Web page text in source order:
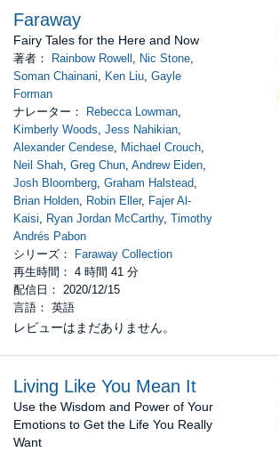
Faraway
Fairy Tales for the Here and Now
著者： Rainbow Rowell Nic Stone
Soman Chainani
Ken Liu ,Gayle
Forman
ナレーター：
Rebecca Lowman
Kimberly Woods ,Jess Nahikian
Alexander Cendese
Michael Crouch
Neil Shah ,Greg Chun ,Andrew Eiden
Josh Bloomberg ,Graham Halstead
Brian Holden
Robin Eller, Fajer Al-
Kaisi
Ryan Jordan McCarthy,Timothy
Andrés Pabon
シリーズ：
Faraway Collection
再生時間： 4 時間 41 分
配信日： 2020/12/15
言語： 英語
レビューはまだありません。
Living Like You Mean It
Use the Wisdom and Power of Your
Emotions to Get the Life You Really
Want